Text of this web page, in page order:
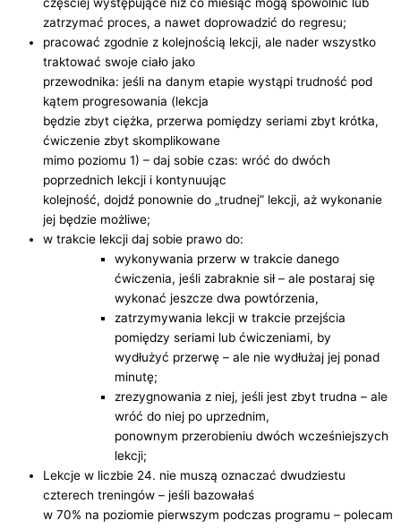
częściej występujące niż co miesiąc mogą spowolnić lub
zatrzymać proces, a nawet doprowadzić do regresu;
pracować zgodnie z kolejnością lekcji, ale nader wszystko
traktować swoje ciało jako
przewodnika: jeśli na danym etapie wystąpi trudność pod
kątem progresowania (lekcja
będzie zbyt ciężka, przerwa pomiędzy seriami zbyt krótka,
ćwiczenie zbyt skomplikowane
mimo poziomu 1) – daj sobie czas: wróć do dwóch
poprzednich lekcji i kontynuując
kolejność, dojdź ponownie do „trudnej” lekcji, aż wykonanie
jej będzie możliwe;
w trakcie lekcji daj sobie prawo do:
wykonywania przerw w trakcie danego
ćwiczenia, jeśli zabraknie sił – ale postaraj się
wykonać jeszcze dwa powtórzenia,
zatrzymywania lekcji w trakcie przejścia
pomiędzy seriami lub ćwiczeniami, by
wydłużyć przerwę – ale nie wydłużaj jej ponad
minutę;
zrezygnowania z niej, jeśli jest zbyt trudna – ale
wróć do niej po uprzednim,
ponownym przerobieniu dwóch wcześniejszych
lekcji;
Lekcje w liczbie 24. nie muszą oznaczać dwudziestu
czterech treningów – jeśli bazowałaś
w 70% na poziomie pierwszym podczas programu – polecam